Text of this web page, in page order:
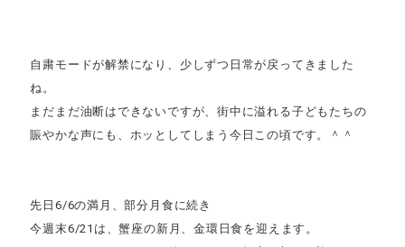
自粛モードが解禁になり、少しずつ日常が戻ってきました
ね。
まだまだ油断はできないですが、街中に溢れる子どもたちの
賑やかな声にも、ホッとしてしまう今日この頃です。＾＾
先日6/6の満月、部分月食に続き
今週末6/21は、蟹座の新月、金環日食を迎えます。